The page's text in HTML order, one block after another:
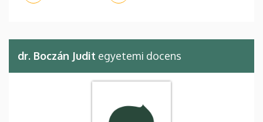
dr. Boczán Judit egyetemi docens